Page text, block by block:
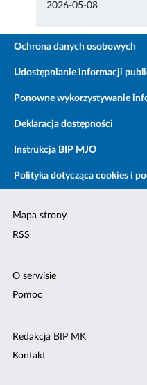
2026-05-08
Ochrona danych osobowych
Udostępnianie informacji
Ponowne wykorzystywanie
Deklaracja dostępności
Instrukcja BIP MJO
Polityka dotycząca cookies i
Mapa strony
RSS
O serwisie
Pomoc
Redakcja BIP MK
Kontakt